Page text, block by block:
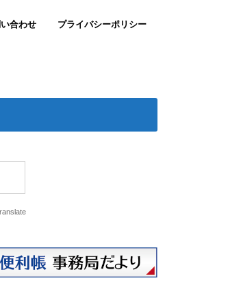
合わせ プライバシーポリシー